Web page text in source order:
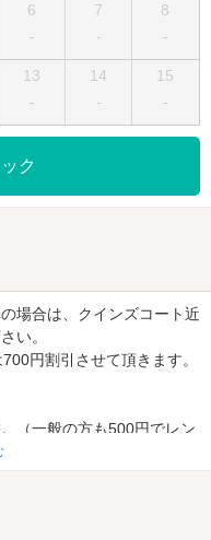
6
-
7
-
8
-
13
-
14
-
15
-
ク
場合は、クインズコート近
い。
円割引させて頂きます。
（一般の方も500円でレン
で商品交換などの特典も♪